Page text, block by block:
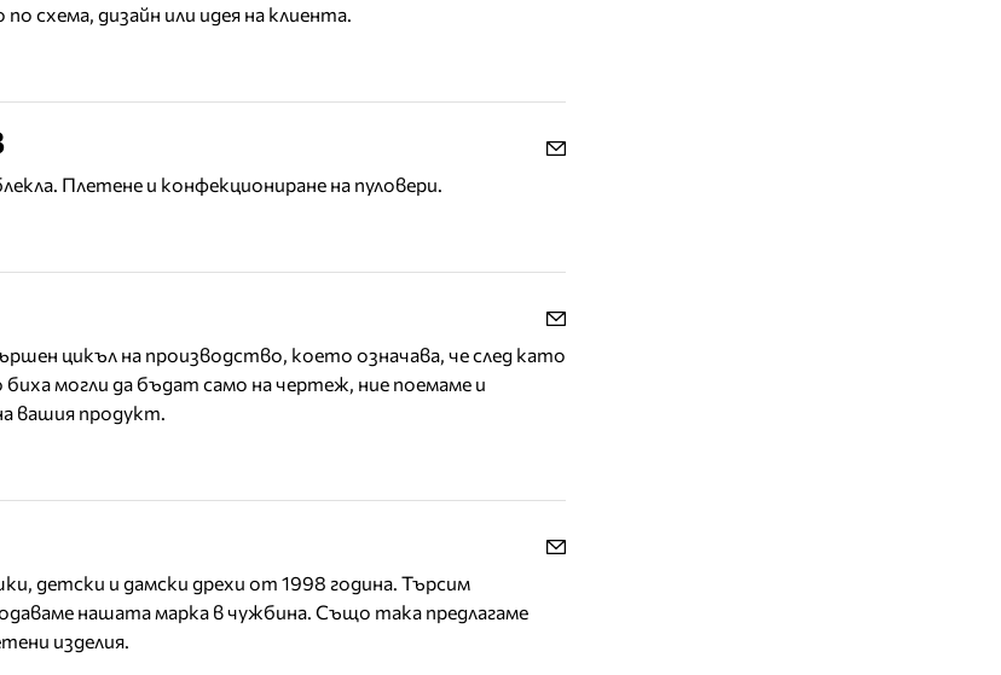
схема, дизайн или идея на клиента.
Плетене и конфекциониране на пуловери.
цикъл на производствo, което означава, че след като
могли да бъдат само на чертеж, ние поемаме и
вашия продукт.
детски и дамски дрехи от 1998 година. Търсим
нашата марка в чужбина. Също така предлагаме
изделия.